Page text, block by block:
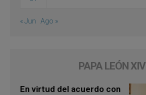
« Jun Ago »
PAPA LEÓN XIV
En virtud del acuerdo con